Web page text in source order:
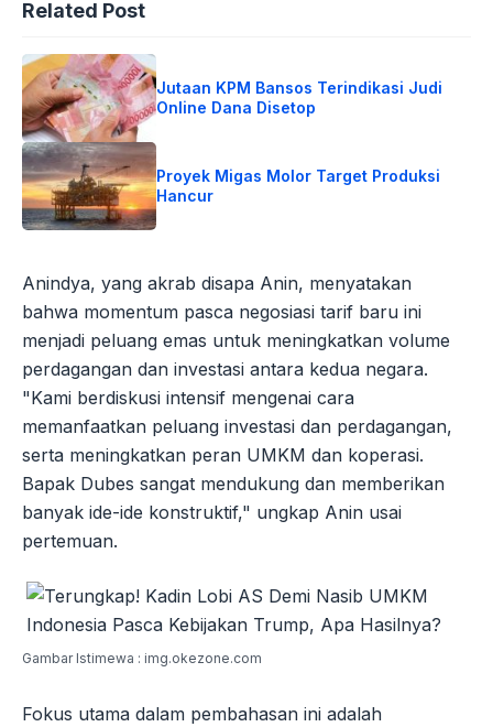
Related Post
Jutaan KPM Bansos Terindikasi Judi
Online Dana Disetop
Proyek Migas Molor Target Produksi
Hancur
Anindya, yang akrab disapa Anin, menyatakan
bahwa momentum pasca negosiasi tarif baru ini
menjadi peluang emas untuk meningkatkan volume
perdagangan dan investasi antara kedua negara.
"Kami berdiskusi intensif mengenai cara
memanfaatkan peluang investasi dan perdagangan,
serta meningkatkan peran UMKM dan koperasi.
Bapak Dubes sangat mendukung dan memberikan
banyak ide-ide konstruktif," ungkap Anin usai
pertemuan.
Gambar Istimewa : img.okezone.com
Fokus utama dalam pembahasan ini adalah